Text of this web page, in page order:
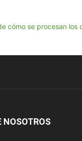
cómo se procesan los
NOSOTROS